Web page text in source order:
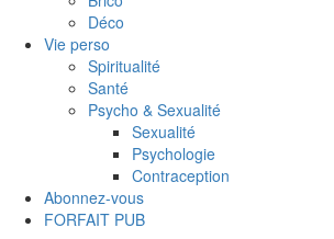
Déco
Vie perso
Spiritualité
Santé
Psycho & Sexualité
Sexualité
Psychologie
Contraception
Abonnez-vous
FORFAIT PUB